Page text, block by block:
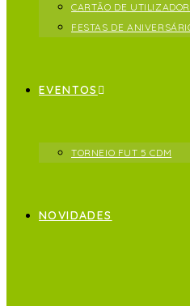
CARTÃO DE
FESTAS DE
EVENTOS
TORNEIO FUT 5 CDM
NOVIDADES